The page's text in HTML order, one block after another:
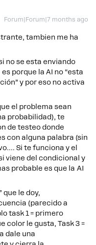
Forum|Forum|7 months ago
tambien me ha
no se esta enviando
porque la AI no “esta
y por eso no activa
el problema sean
probabilidad), te
de testeo donde
con alguna palabra (sin
Si te funciona y el
viene del condicional y
probable es que la AI
que le doy,
(parecido a
task 1 = primero
color le gusta, Task 3 =
dale una